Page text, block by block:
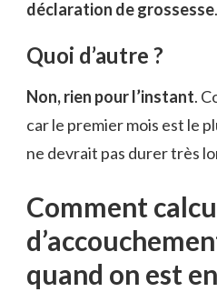
déclaration de grossesse.
Quoi d’autre ?
Non, rien pour l’instant.
car le premier mois est le
ne devrait pas durer très
Comment
quand on est